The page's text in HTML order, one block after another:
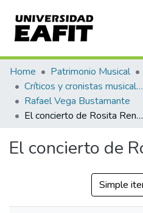
Communities & Collections
All of DSpace
Statistics
Home Patrimonio Musical
Críticos y cronistas musicales
Rafael Vega Bustamante
El concierto de Rosita Renard
El concierto de
Simple